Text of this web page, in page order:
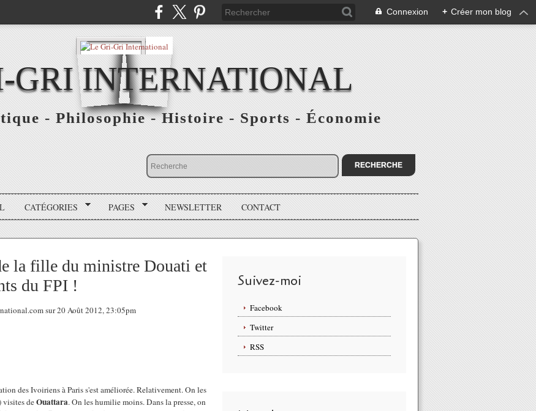
Connexion + Créer mon blog
GRI INTERNATIONAL
- Philosophie - Histoire - Sports - Économie
CATÉGORIES PAGES NEWSLETTER CONTACT
la fille du ministre Douati et
du FPI !
sur 20 Août 2012, 23:05pm
des Ivoiriens à Paris s'est améliorée. Relativement. On les
visites deOuattara. On les humilie moins. Dans la presse, on
Suivez-moi
Facebook
Twitter
RSS